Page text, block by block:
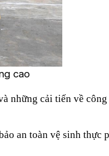
cao
những cải tiến về công
an toàn vệ sinh thực